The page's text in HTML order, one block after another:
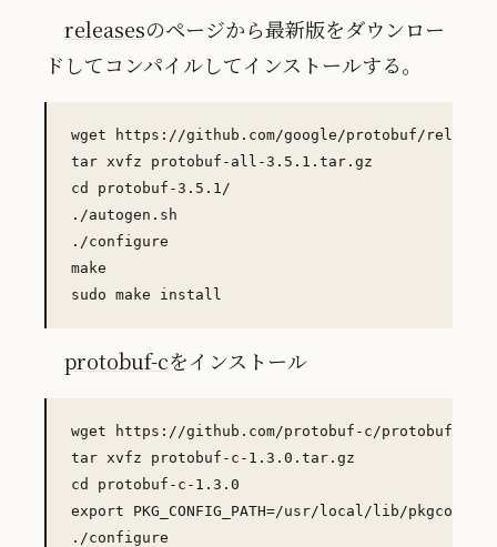
releasesのページから最新版をダウンロー
ドしてコンパイルしてインストールする。
wget https://github.com/google/protobuf/
tar xvfz protobuf-all-3.5.1.tar.gz
cd protobuf-3.5.1/
./autogen.sh
./configure
make
protobuf-cをインストール
wget https://github.com/protobuf-c/protobuf-c/
tar xvfz protobuf-c-1.3.0.tar.gz
cd protobuf-c-1.3.0
export PKG_CONFIG_PATH=/usr/local/lib/pkgconfig
./configure